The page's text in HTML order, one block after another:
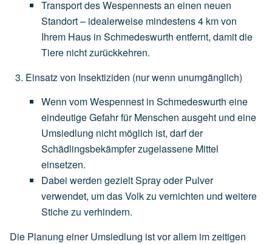
TransportdesWespennestsan einen neuen
Standort– idealerweise mindestens4 kmvon
Ihrem Haus in Schmedeswurth entfernt, damitdie
Tiere nichtzurückkehren.
Einsatz von Insektiziden (nurwenn unumgänglich)
Wenn vomWespennest in Schmedeswurth eine
eindeutigeGefahrfür Menschen ausgeht und eine
Umsiedlung nicht möglich ist, darfder
Schädlingsbekämpferzugelassene Mittel
einsetzen.
Dabei werden gezieltSprayoder Pulver
verwendet, umdasVolkzu vernichten und weitere
Stichezu verhindern.
Die Planung einer Umsiedlung ist vor allem im zeitigen